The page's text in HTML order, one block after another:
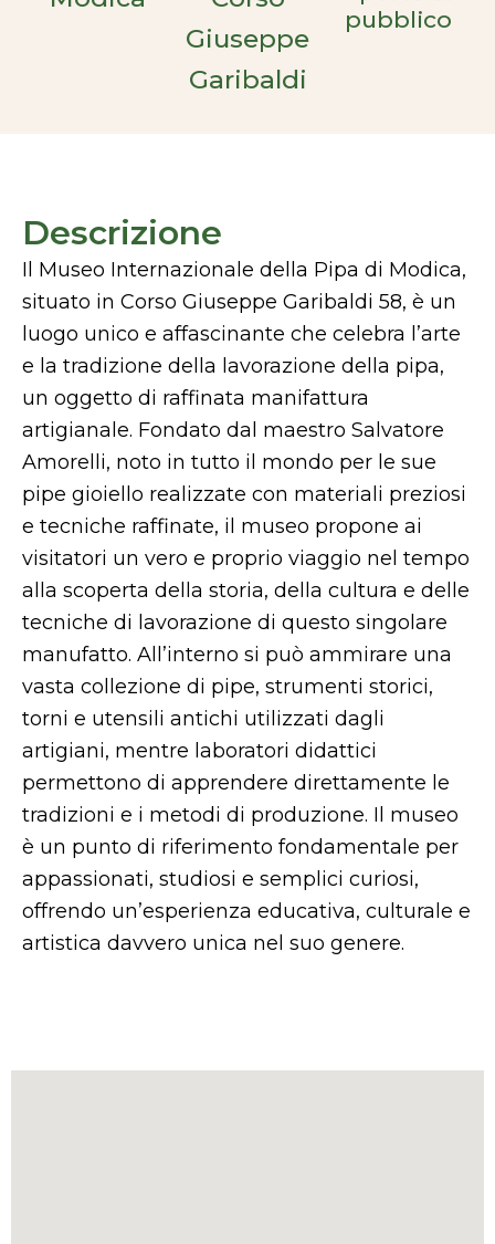
Giuseppe
Garibaldi
pubblico
Descrizione
Il Museo Internazionale della Pipa di Modica,
situato in Corso Giuseppe Garibaldi 58, è un
luogo unico e affascinante che celebra l’arte
e la tradizione della lavorazione della pipa,
un oggetto di raffinata manifattura
artigianale. Fondato dal maestro Salvatore
Amorelli, noto in tutto il mondo per le sue
pipe gioiello realizzate con materiali preziosi
e tecniche raffinate, il museo propone ai
visitatori un vero e proprio viaggio nel tempo
alla scoperta della storia, della cultura e delle
tecniche di lavorazione di questo singolare
manufatto. All’interno si può ammirare una
vasta collezione di pipe, strumenti storici,
torni e utensili antichi utilizzati dagli
artigiani, mentre laboratori didattici
permettono di apprendere direttamente le
tradizioni e i metodi di produzione. Il museo
è un punto di riferimento fondamentale per
appassionati, studiosi e semplici curiosi,
offrendo un’esperienza educativa, culturale e
artistica davvero unica nel suo genere.